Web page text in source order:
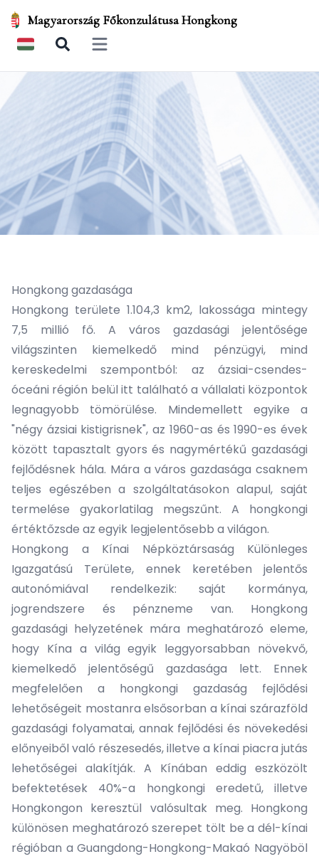
Magyarország Főkonzulátusa Hongkong
Open main menu
Hongkong gazdasága
Hongkong területe 1.104,3 km2, lakossága mintegy
7,5 millió fő. A város gazdasági jelentősége
világszinten kiemelkedő mind pénzügyi, mind
kereskedelmi szempontból: az ázsiai-csendes-
óceáni régión belül itt található a vállalati központok
legnagyobb tömörülése. Mindemellett egyike a
"négy ázsiai kistigrisnek", az 1960-as és 1990-es évek
között tapasztalt gyors és nagymértékű gazdasági
fejlődésnek hála. Mára a város gazdasága csaknem
teljes egészében a szolgáltatásokon alapul, saját
termelése gyakorlatilag megszűnt. A hongkongi
értéktőzsde az egyik legjelentősebb a világon.
Hongkong a Kínai Népköztársaság Különleges
Igazgatású Területe, ennek keretében jelentős
autonómiával rendelkezik: saját kormánya,
jogrendszere és pénzneme van. Hongkong
gazdasági helyzetének mára meghatározó eleme,
hogy Kína a világ egyik leggyorsabban növekvő,
kiemelkedő jelentőségű gazdasága lett. Ennek
megfelelően a hongkongi gazdaság fejlődési
lehetőségeit mostanra elsősorban a kínai szárazföld
gazdasági folyamatai, annak fejlődési és növekedési
előnyeiből való részesedés, illetve a kínai piacra jutás
lehetőségei alakítják. A Kínában eddig eszközölt
befektetések 40%-a hongkongi eredetű, illetve
Hongkongon keresztül valósultak meg. Hongkong
különösen meghatározó szerepet tölt be a dél-kínai
régióban a Guangdong-Hongkong-Makaó Nagyöböl